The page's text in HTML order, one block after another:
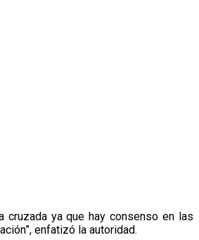
ya que hay consenso en las
enfatizó la autoridad.